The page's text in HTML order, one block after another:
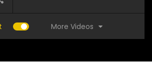
More Videos